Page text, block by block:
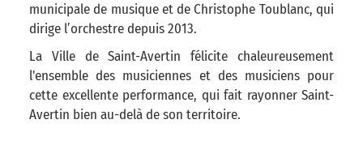
municipale de musique et de Christophe Toublanc, qui
dirige l’orchestre depuis 2013.
La Ville de Saint-Avertin félicite chaleureusement
l'ensemble des musiciennes et des musiciens pour
cette excellente performance, qui fait rayonner Saint-
Avertin bien au-delà de son territoire.